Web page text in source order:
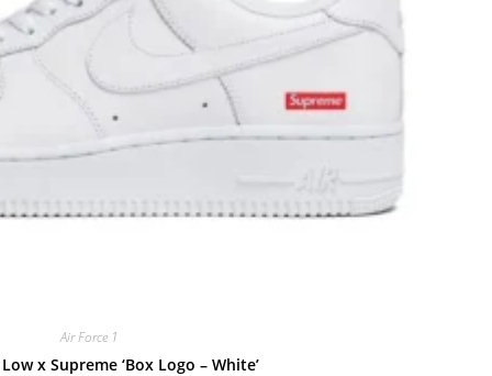
Air Force 1
x Supreme ‘Box Logo – White’